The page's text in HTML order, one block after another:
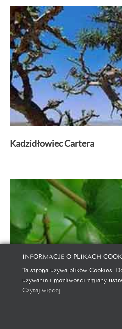
Kadzidłowiec Cartera
INFORMACJE O PLIKACH
Ta strona używa plików Cookies.
używania i możliwości zmiany
Czytaj więcej...